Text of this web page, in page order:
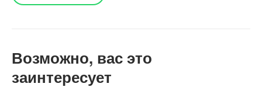
Возможно, вас это
заинтересует